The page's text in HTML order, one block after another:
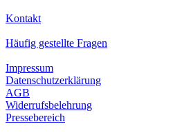
Kontakt
Häufig gestellte Fragen
Impressum
Datenschutzerklärung
AGB
Widerrufsbelehrung
Pressebereich